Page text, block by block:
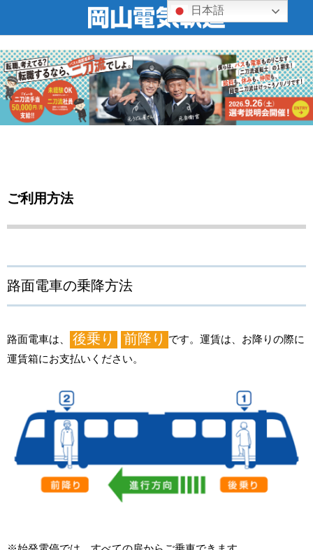
ご利用方法
路面電車の乗降方法
路面電車は、 後乗り 前降り
です。運賃は、お降りの際に
運賃箱にお支払いください。
日本語